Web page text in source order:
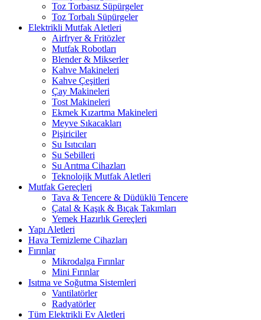
Toz Torbasız Süpürgeler
Toz Torbalı Süpürgeler
Elektrikli Mutfak Aletleri
Airfryer & Fritözler
Mutfak Robotları
Blender & Mikserler
Kahve Makineleri
Kahve Çeşitleri
Çay Makineleri
Tost Makineleri
Ekmek Kızartma Makineleri
Meyve Sıkacakları
Pişiriciler
Su Isıtıcıları
Su Sebilleri
Su Arıtma Cihazları
Teknolojik Mutfak Aletleri
Mutfak Gereçleri
Tava & Tencere & Düdüklü Tencere
Çatal & Kaşık & Bıçak Takımları
Yemek Hazırlık Gereçleri
Yapı Aletleri
Hava Temizleme Cihazları
Fırınlar
Mikrodalga Fırınlar
Mini Fırınlar
Isıtma ve Soğutma Sistemleri
Vantilatörler
Radyatörler
Tüm Elektrikli Ev Aletleri